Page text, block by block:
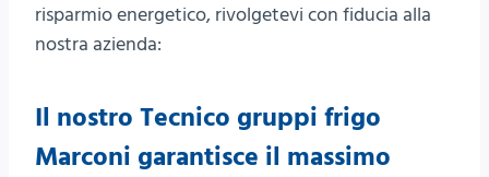
risparmio energetico, rivolgetevi con fiducia alla
nostra azienda:
Il nostro Tecnico gruppi frigo
Marconi garantisce il massimo